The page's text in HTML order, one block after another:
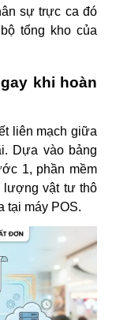
sự trực ca đó
tổng kho của
khi hoàn
liên mạch giữa
Dựa vào bảng
1, phần mềm
lượng vật tư thô
tại máy POS.